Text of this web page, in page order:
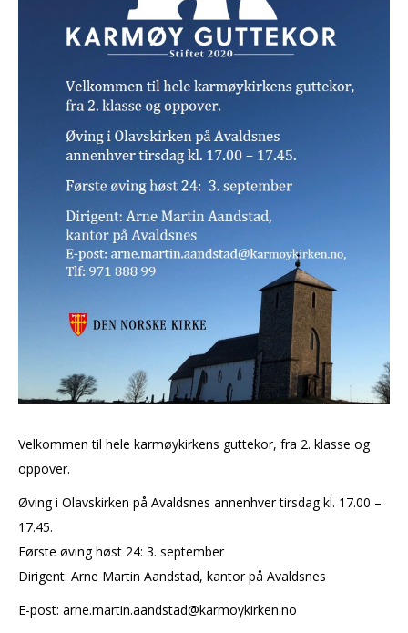
Velkommen til hele karmøykirkens guttekor, fra 2. klasse og
oppover.
Øving i Olavskirken på Avaldsnes annenhver tirsdag kl. 17.00 –
17.45.
Første øving høst 24: 3. september
Dirigent: Arne Martin Aandstad, kantor på Avaldsnes
E-post: arne.martin.aandstad@karmoykirken.no